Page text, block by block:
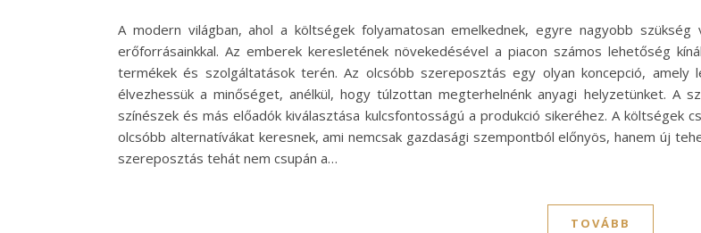
A modern világban, ahol a költségek folyamatosan emelkednek, egyre nagyobb
erőforrásainkkal. Az emberek keresletének növekedésével a piacon számos lehetőség
termékek és szolgáltatások terén. Az olcsóbb szereposztás egy olyan koncepció,
élvezhessük a minőséget, anélkül, hogy túlzottan megterhelnénk anyagi helyzetünket. A
színészek és más előadók kiválasztása kulcsfontosságú a produkció sikeréhez. A
olcsóbb alternatívákat keresnek, ami nemcsak gazdasági szempontból előnyös, hanem új
szereposztás tehát nem csupán a…
TOVÁBB